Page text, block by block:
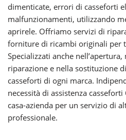
dimenticate, errori di casseforti
malfunzionamenti, utilizzando
aprirele. Offriamo servizi di
forniture di ricambi originali per
Specializzati anche
riparazione e nella sostituzione
casseforti di ogni marca.
necessità di assistenza
casa-azienda per un servizio di
professionale.